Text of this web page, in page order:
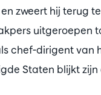
zweert hij terug
uitgeroepen
chef-dirigent van
Staten blijkt